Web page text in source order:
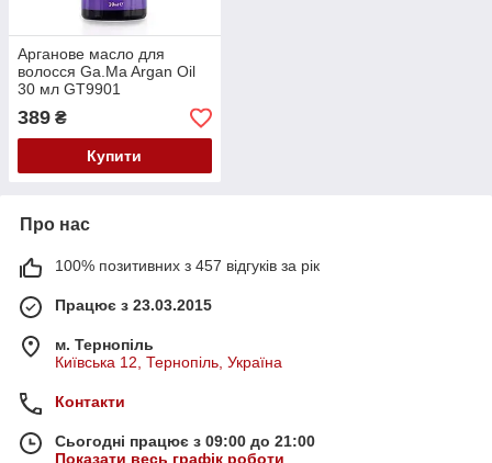
Арганове масло для
волосся Ga.Ma Argan Oil
30 мл GT9901
389 ₴
Купити
Про нас
100% позитивних з 457 відгуків за рік
Працює з 23.03.2015
м. Тернопіль
Київська 12, Тернопіль, Україна
Контакти
Сьогодні працює з 09:00 до 21:00
Показати весь графік роботи